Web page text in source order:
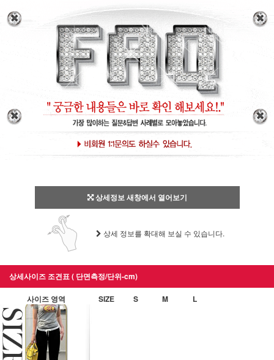
상세정보 새창에서 열어보기
상세 정보를 확대해 보실 수 있습니다.
상세사이즈 조견표 ( 단면측정/단위-cm)
사이즈 영역 SIZE S M L